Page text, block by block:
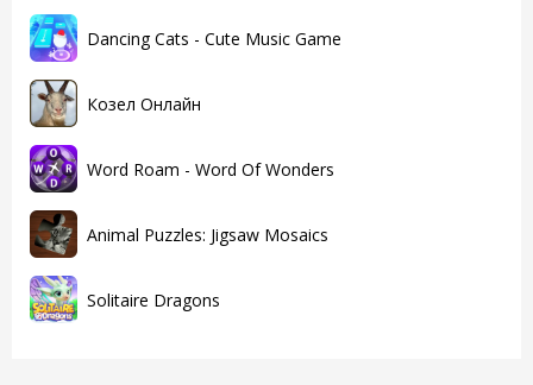
Dancing Cats - Cute Music Game
Козел Онлайн
Word Roam - Word Of Wonders
Animal Puzzles: Jigsaw Mosaics
Solitaire Dragons